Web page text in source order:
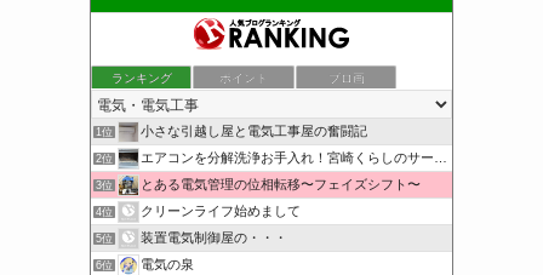
ランキング ポイント ブロ画
1位 小さな引越し屋と電気工事屋の奮闘記
2位 エアコンを分解洗浄お手入れ！宮崎くらしのサービス
3位 とある電気管理の位相転移〜フェイズシフト〜
4位 クリーンライフ始めまして
5位 装置電気制御屋の・・・
6位 電気の泉